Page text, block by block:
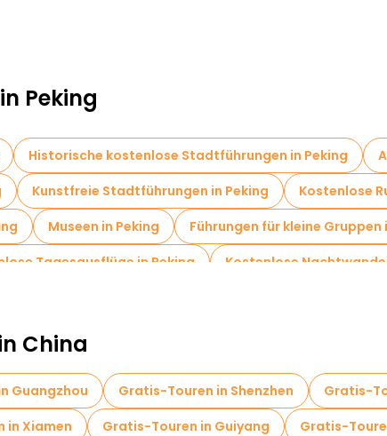
Peking
Historische kostenlose Stadtführungen in Peking
Kunstfreie Stadtführungen in Peking
Kostenlose
Museen in Peking Führungen für kleine Gruppen
Tagesausflüge in Peking Kostenlose
China
Guangzhou Gratis-Touren in Shenzhen Gratis-
in Xiamen Gratis-Touren in Guiyang Gratis-